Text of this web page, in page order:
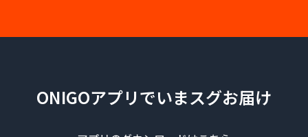
ONIGOアプリでいまスグお届け